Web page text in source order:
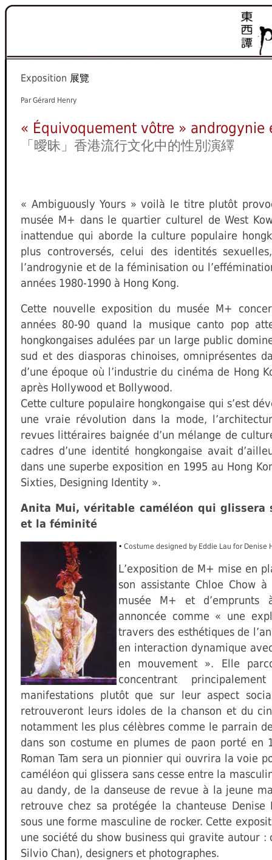
Exposition 展覽
Par Gérard Henry
« Équivoquement vôtre »
「曖昧」香港流行文化中的性別演繹
« Ambiguously Yours » voilà le titre plutôt
musée M+ dans le quartier culturel de West
inattendue qui aborde la culture populaire
plus controversés, celui des identités
l’androgynie et de la féminisation ou
années 1980-1990 à Hong Kong.
Cette nouvelle exposition du musée M+
années 80-90 quand la musique canto pop
hongkongaises adulées par un large public
sud et des diasporas chinoises, omniprésentes
d’une époque où l’industrie du cinéma de Hong
après Hollywood et Bollywood.
Cette culture populaire hongkongaise qui s’est
une vraie révolution dans la mode,
revues littéraires baignée d’un mélange de
cadres d’une identité hongkongaise avait
dans une superbe exposition en 1995 au Hong
Sixties, Designing Identity ».
Anita Mui, véritable caméléon qui glissera
et la féminité
• Costume designed by Eddie Lau for Denise
L’exposition de M+ mise en
son assistante Chloe Chow
musée M+ et d’emprunts
annoncée comme « une
travers des esthétiques de
en interaction dynamique
en mouvement ». Elle
concentrant
manifestations plutôt que sur leur aspect
retrouveront leurs idoles de la chanson et du
notamment les plus célèbres comme le parrain
dans son costume en plumes de paon porté en
Roman Tam sera un pionnier qui ouvrira la voie
caméléon qui glissera sans cesse entre la
au dandy, de la danseuse de revue à la jeune
retrouve chez sa protégée la chanteuse
sous une forme masculine de rocker. Cette
une société du show business qui gravite autour
Silvio Chan), designers et photographes.